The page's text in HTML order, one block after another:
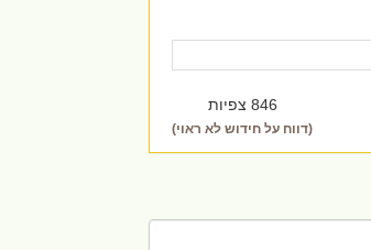
846 צפיות
(דווח על חידוש לא ראוי)